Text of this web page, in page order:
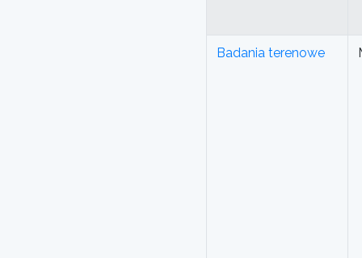
Badania terenowe